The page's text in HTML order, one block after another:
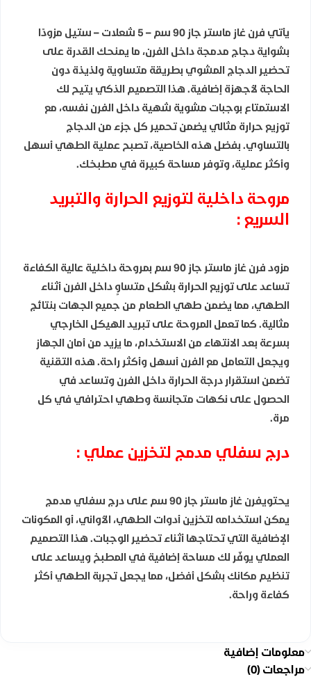
يأتي فرن غاز ماستر جاز 90 سم – 5 شعلات – ستيل مزودًا
بشواية دجاج مدمجة داخل الفرن، ما يمنحك القدرة على
تحضير الدجاج المشوي بطريقة متساوية ولذيذة دون
الحاجة لأجهزة إضافية. هذا التصميم الذكي يتيح لك
الاستمتاع بوجبات مشوية شهية داخل الفرن نفسه، مع
توزيع حرارة مثالي يضمن تحمير كل جزء من الدجاج
بالتساوي. بفضل هذه الخاصية، تصبح عملية الطهي أسهل
وأكثر عملية، وتوفر مساحة كبيرة في مطبخك.
مروحة داخلية لتوزيع الحرارة والتبريد
السريع :
مزود فرن غاز ماستر جاز 90 سم بمروحة داخلية عالية الكفاءة
تساعد على توزيع الحرارة بشكل متساوٍ داخل الفرن أثناء
الطهي، مما يضمن طهي الطعام من جميع الجهات بنتائج
مثالية. كما تعمل المروحة على تبريد الهيكل الخارجي
بسرعة بعد الانتهاء من الاستخدام، ما يزيد من أمان الجهاز
ويجعل التعامل مع الفرن أسهل وأكثر راحة. هذه التقنية
تضمن استقرار درجة الحرارة داخل الفرن وتساعد في
الحصول على نكهات متجانسة وطهي احترافي في كل
مرة.
درج سفلي مدمج لتخزين عملي :
يحتويفرن غاز ماستر جاز 90 سم على درج سفلي مدمج
يمكن استخدامه لتخزين أدوات الطهي، الأواني، أو المكونات
الإضافية التي تحتاجها أثناء تحضير الوجبات. هذا التصميم
العملي يوفّر لك مساحة إضافية في المطبخ ويساعد على
تنظيم مكانك بشكل أفضل، مما يجعل تجربة الطهي أكثر
كفاءة وراحة.
معلومات إضافية
مراجعات (0)